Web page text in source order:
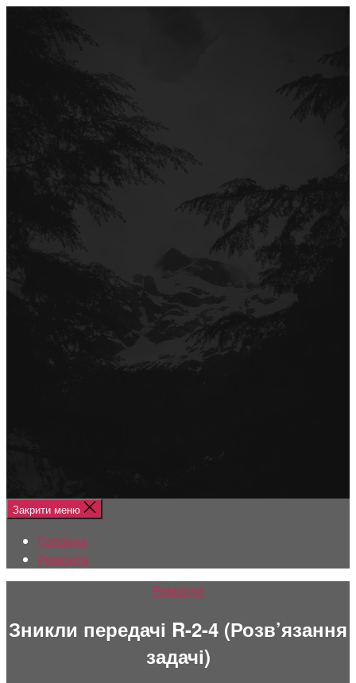
Закрити меню
Головна
Ремонти
Категорії
Ремонти
Зникли передачі R-2-4 (Розв’язання
задачі)